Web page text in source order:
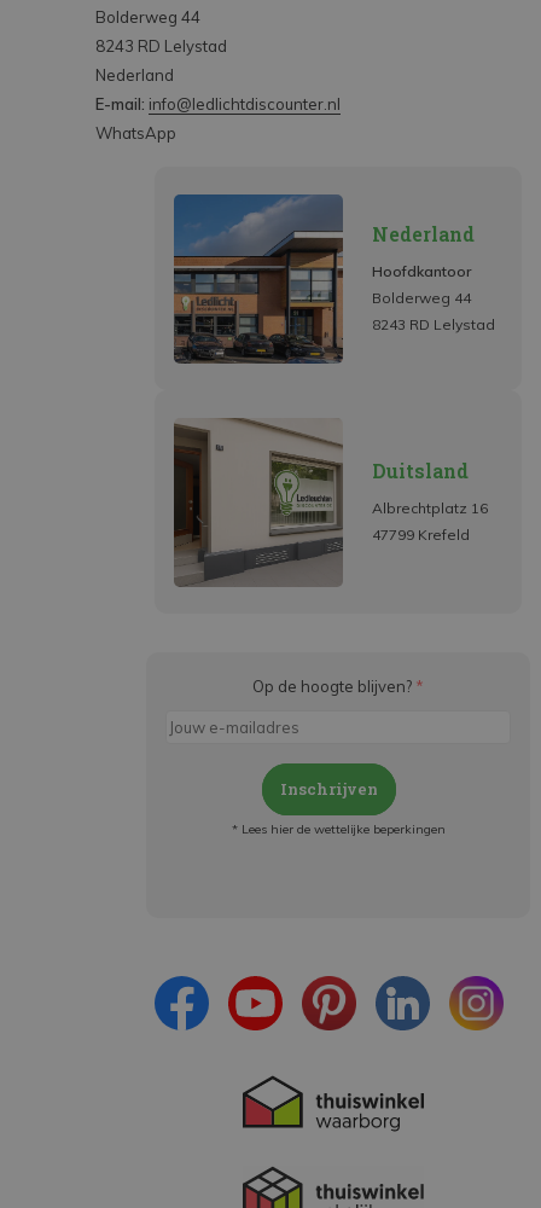
Bolderweg 44
8243 RD Lelystad
Nederland
E-mail: info@ledlichtdiscounter.nl
WhatsApp
Nederland
Hoofdkantoor
Bolderweg 44
8243 RD Lelystad
Duitsland
Albrechtplatz 16
47799 Krefeld
Op de hoogte blijven? *
Inschrijven
* Lees hier de wettelijke beperkingen